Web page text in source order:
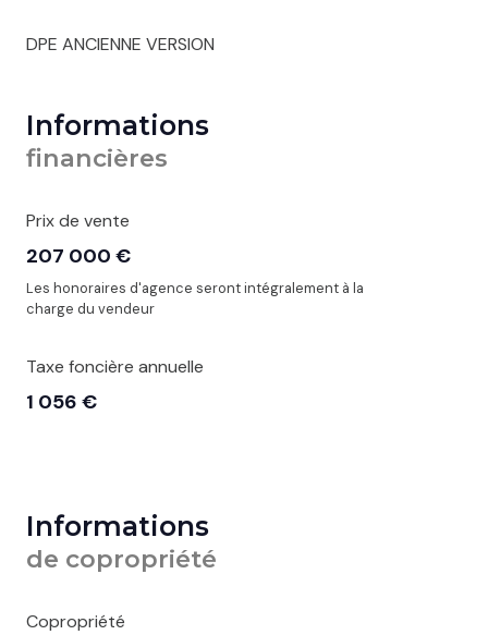
DPE ANCIENNE VERSION
Informations
financières
Prix de vente
207 000 €
Les honoraires d'agence seront intégralement à la
charge du vendeur
Taxe foncière annuelle
1 056 €
Informations
de copropriété
Copropriété